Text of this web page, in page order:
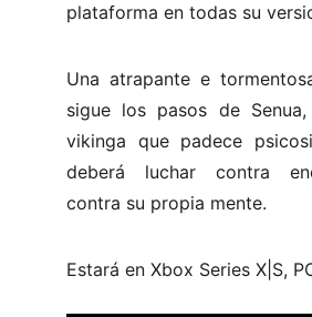
plataforma en todas su
Una atrapante e
sigue los pasos de
vikinga que padece
deberá luchar contra
contra su propia mente.
Estará en Xbox Series X|S,